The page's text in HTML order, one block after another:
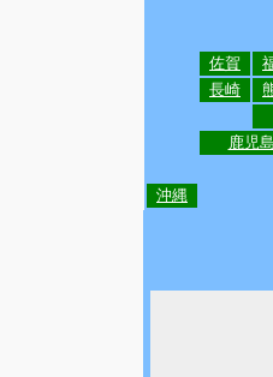
佐賀
長崎
鹿児島
沖縄